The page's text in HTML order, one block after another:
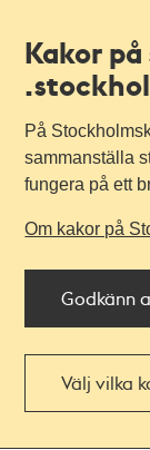
Kakor
På
sammanställa
fungera på ett
Om kakor på
Godkänn
Välj vilka